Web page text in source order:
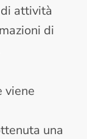
attività
di
viene
una